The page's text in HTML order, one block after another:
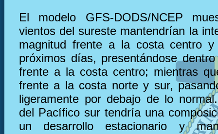
El modelo GFS-DODS/NCEP
vientos del sureste mantendrían la
magnitud frente a la costa centro
próximos días, presentándose
frente a la costa centro; mientras
frente a la costa norte y sur,
ligeramente por debajo de lo
del Pacífico sur tendría una
un desarrollo estacionario y